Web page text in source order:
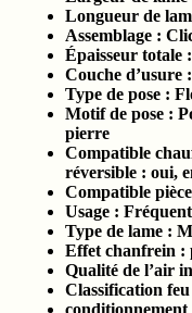
Longueur de
Assemblage :
Épaisseur totale :
Couche d’usure :
Type de pose :
Motif de pose :
pierre
Compatible
réversible : oui,
Compatible
Usage : Fréquent
Type de lame :
Effet chanfrein :
Qualité de l’air
Classification
conditionnement